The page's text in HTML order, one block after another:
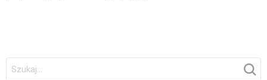
Szukaj: